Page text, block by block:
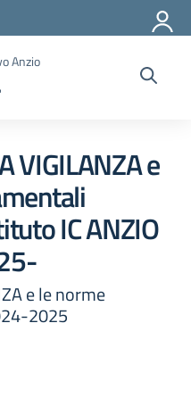
Anzio
VIGILANZA e
IC ANZIO
e le norme
2025